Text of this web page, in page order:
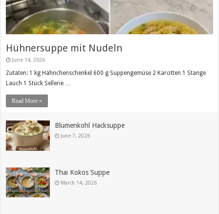
Hühnersuppe mit Nudeln
June 14, 2026
Zutaten: 1 kg Hähnchenschenkel 600 g Suppengemüse 2 Karotten 1 Stange
Lauch 1 Stück Sellerie …
Read More »
Blumenkohl Hacksuppe
June 7, 2026
Thai Kokos Suppe
March 14, 2026